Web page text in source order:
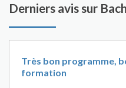
Derniers avis sur
Très bon programme,
formation